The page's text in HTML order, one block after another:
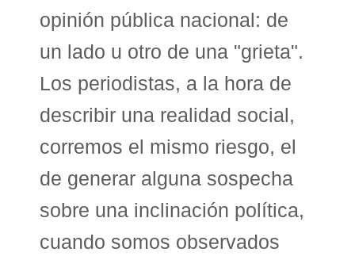
opinión pública nacional: de
un lado u otro de una "grieta".
Los periodistas, a la hora de
describir una realidad social,
corremos el mismo riesgo, el
de generar alguna sospecha
sobre una inclinación política,
cuando somos observados